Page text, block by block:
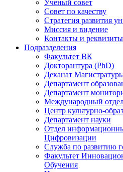
Ученый совет
Совет по качеству
Стратегия развития
Миссия и видение
Контакты и
Подразделения
Факультет ВК
Докторантура (PhD)
Деканат
Департамент
Департамент
Международный
Центр культурно-
Департамент науки
Отдел
Цифровизации
Служба по развитию
Факультет
Обучения